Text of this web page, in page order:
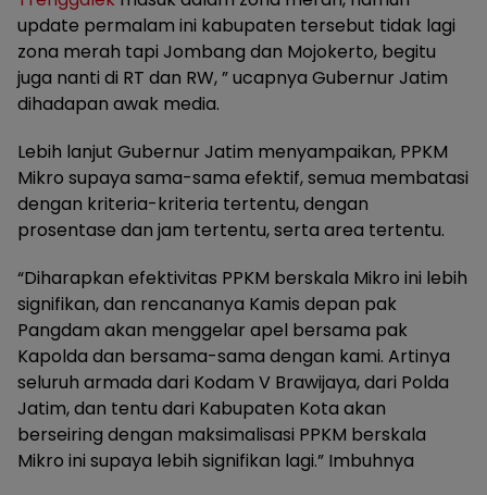
update permalam ini kabupaten tersebut tidak lagi
zona merah tapi Jombang dan Mojokerto, begitu
juga nanti di RT dan RW, ” ucapnya Gubernur Jatim
dihadapan awak media.
Lebih lanjut Gubernur Jatim menyampaikan, PPKM
Mikro supaya sama-sama efektif, semua membatasi
dengan kriteria-kriteria tertentu, dengan
prosentase dan jam tertentu, serta area tertentu.
“Diharapkan efektivitas PPKM berskala Mikro ini lebih
signifikan, dan rencananya Kamis depan pak
Pangdam akan menggelar apel bersama pak
Kapolda dan bersama-sama dengan kami. Artinya
seluruh armada dari Kodam V Brawijaya, dari Polda
Jatim, dan tentu dari Kabupaten Kota akan
berseiring dengan maksimalisasi PPKM berskala
Mikro ini supaya lebih signifikan lagi.” Imbuhnya